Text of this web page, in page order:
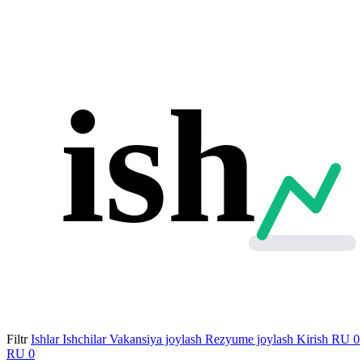
ish
Filtr Ishlar Ishchilar Vakansiya joylash Rezyume joylash Kirish RU 0
RU 0